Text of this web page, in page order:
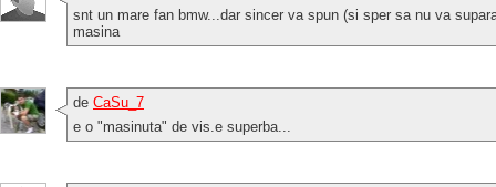
snt un mare fan bmw...dar sincer va spun (si sper sa nu va
masina
de CaSu_7
e o "masinuta" de vis.e superba...